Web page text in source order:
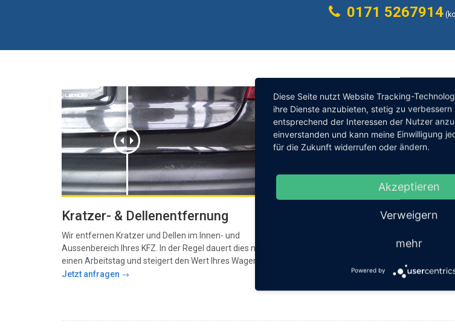
0171 5267914
Kratzer- & Dellenentfernung
Wir entfernen Kratzer und Dellen im Innen- und
Aussenbereich Ihres KFZ. In der Regel dauert dies nur
einen Arbeitstag und steigert den Wert Ihres Wagens.
Jetzt anfragen
Felgenreparatur
Mängel korrigieren wir mit unserer
Felgenraparatur anfragen
Diese Seite nutzt Website Tracking-
ihre Dienste anzubieten, stetig zu verbessern
entsprechend der Interessen der Nutzer
einverstanden und kann meine Einwilligung
für die Zukunft widerrufen oder ändern.
Akzeptieren
Verweigern
mehr
Powered by